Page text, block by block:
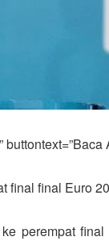
final final Euro
perempat